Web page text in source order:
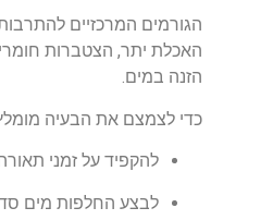
הגורמים המרכזיים
האכלת יתר, הצטברות
הזנה במים.
כדי לצמצם את הבעיה
להקפיד על זמני
לבצע החלפות מים